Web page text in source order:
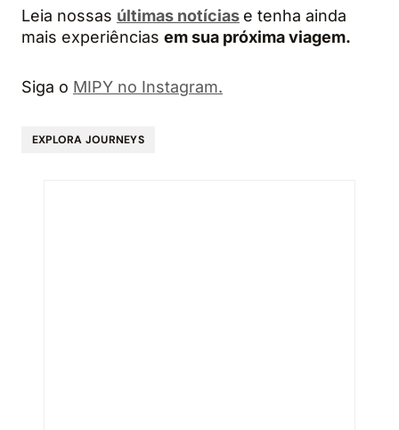
Leia nossas últimas notícias e tenha ainda
mais experiências em sua próxima viagem.
Siga o MIPY no Instagram.
EXPLORA JOURNEYS